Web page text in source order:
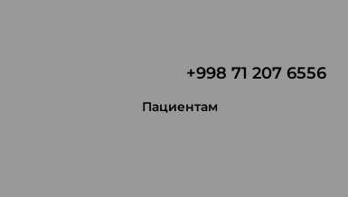
+998 71 207 6556
Пациентам